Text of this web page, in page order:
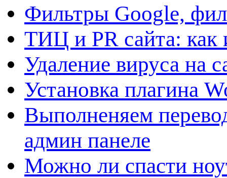
Фильтры Google,
ТИЦ и PR сайта: как
Удаление вируса на
Установка плагина
Выполненяем
админ панеле
Можно ли спасти